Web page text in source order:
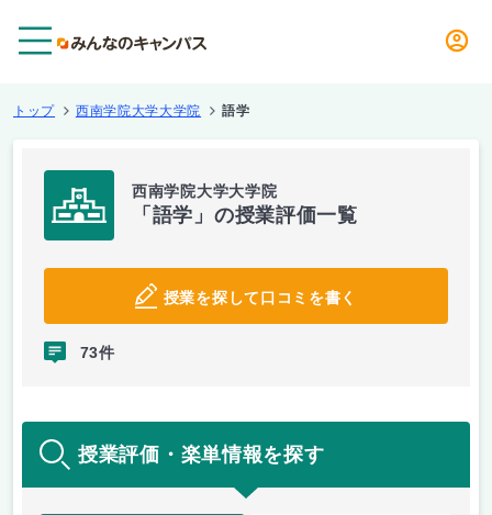
トップ 西南学院大学大学院 語学
西南学院大学大学院
「語学」の授業評価一覧
授業を探して口コミを書く
73件
授業評価・楽単情報を探す